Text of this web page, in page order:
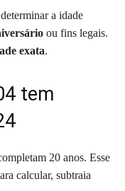
a idade
ou fins legais.
exata.
tem
20 anos. Esse
calcular, subtraia